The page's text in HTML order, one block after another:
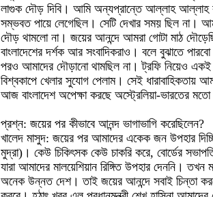
লাগুক দৌড় দিবি। আমি অন্যপ্রান্তে আল্লাহ আল্লাহ
সম্ভবত পায়ে লেগেছিল। সেটি দেখার সময় ছিল না।
দৌড় থামলো না। জয়ের আনন্দে আমরা গোটা মাঠ
বাংলাদেশের দর্শক আর সংবাদিকরাও। বলে বুঝাতে
পরও আমাদের দৌড়ানো থামছিল না। ট্রফি নিয়েও
বিশ্বকাপে খেলার সুযোগ পেলাম। সেই ধারাবাহিকতায়
আজ বাংলাদেশ অপেক্ষা করছে অস্ট্রেলিয়া-ভারতের
প্রশ্ন: জয়ের পর কীভাবে আনন্দ ভাগাভাগি করেছিলেন?
খালেদ মাসুদ: জয়ের পর আমাদের একেক জন উপহার
মুদ্রা)। কেউ চিকিৎসক কেউ চাকরি করে, বোর্ডের
যারা আমাদের মালয়েশিয়ান রিঙ্গিত উপহার দেননি। তখন
অনেক উন্নত দেশ। তাই জয়ের আনন্দে সবাই চিন্তা